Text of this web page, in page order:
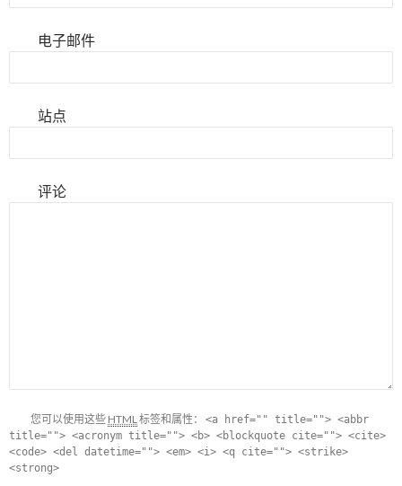
电子邮件
站点
评论
您可以使用这些 HTML标签和属性： <a href="" title=""> <abbr
title=""> <acronym title=""> <b> <blockquote cite=""> <cite>
<code> <del datetime=""> <em> <i> <q cite=""> <strike>
<strong>